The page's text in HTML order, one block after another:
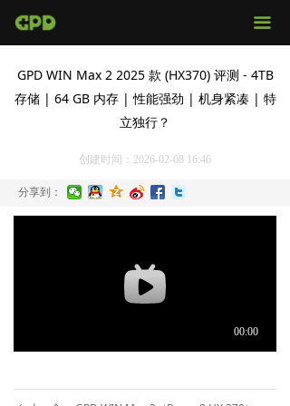
끀
官网首页
视频评测
固件下载
GPD WIN Max 2 2025 款 (HX370) 评测 - 4TB
存储 | 64 GB 内存 | 性能强劲 | 机身紧凑 | 特
立独行？
分享到：
创建时间： 2026-02-08 16:46